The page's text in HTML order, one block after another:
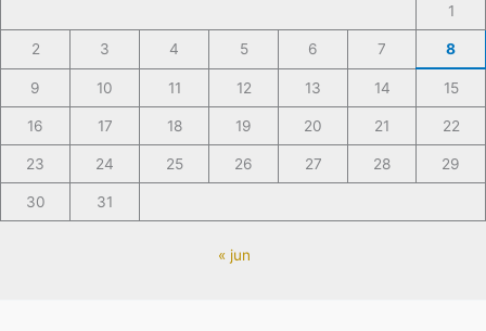
1
2 3 4 5 6 7 8
9 10 11 12 13 14 15
16 17 18 19 20 21 22
23 24 25 26 27 28 29
30 31
« jun